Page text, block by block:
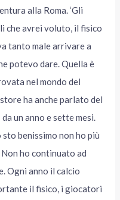
alla Roma. ‘Gli
che avrei voluto, il fisico
tanto male arrivare a
potevo dare. Quella è
nel mondo del
ha anche parlato del
un anno e sette mesi.
benissimo non ho più
ho continuato ad
Ogni anno il calcio
il fisico, i giocatori